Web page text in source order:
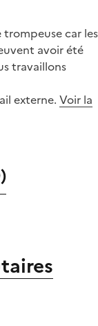
car les
avoir été
travaillons
externe. Voir la
)